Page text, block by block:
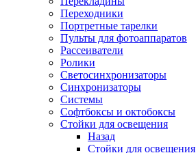
Переходники
Портретные тарелки
Пульты для фотоаппаратов
Рассеиватели
Ролики
Светосинхронизаторы
Синхронизаторы
Системы
Софтбоксы и октобоксы
Стойки для освещения
Назад
Стойки для освещения